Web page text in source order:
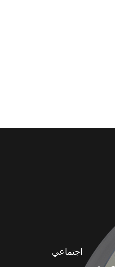
اجتماعي